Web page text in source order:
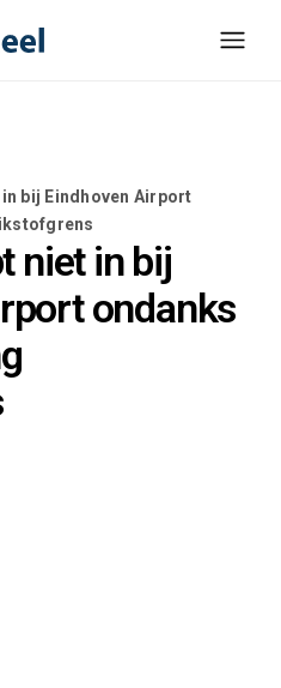
bij Eindhoven Airport
niet in bij
ondanks